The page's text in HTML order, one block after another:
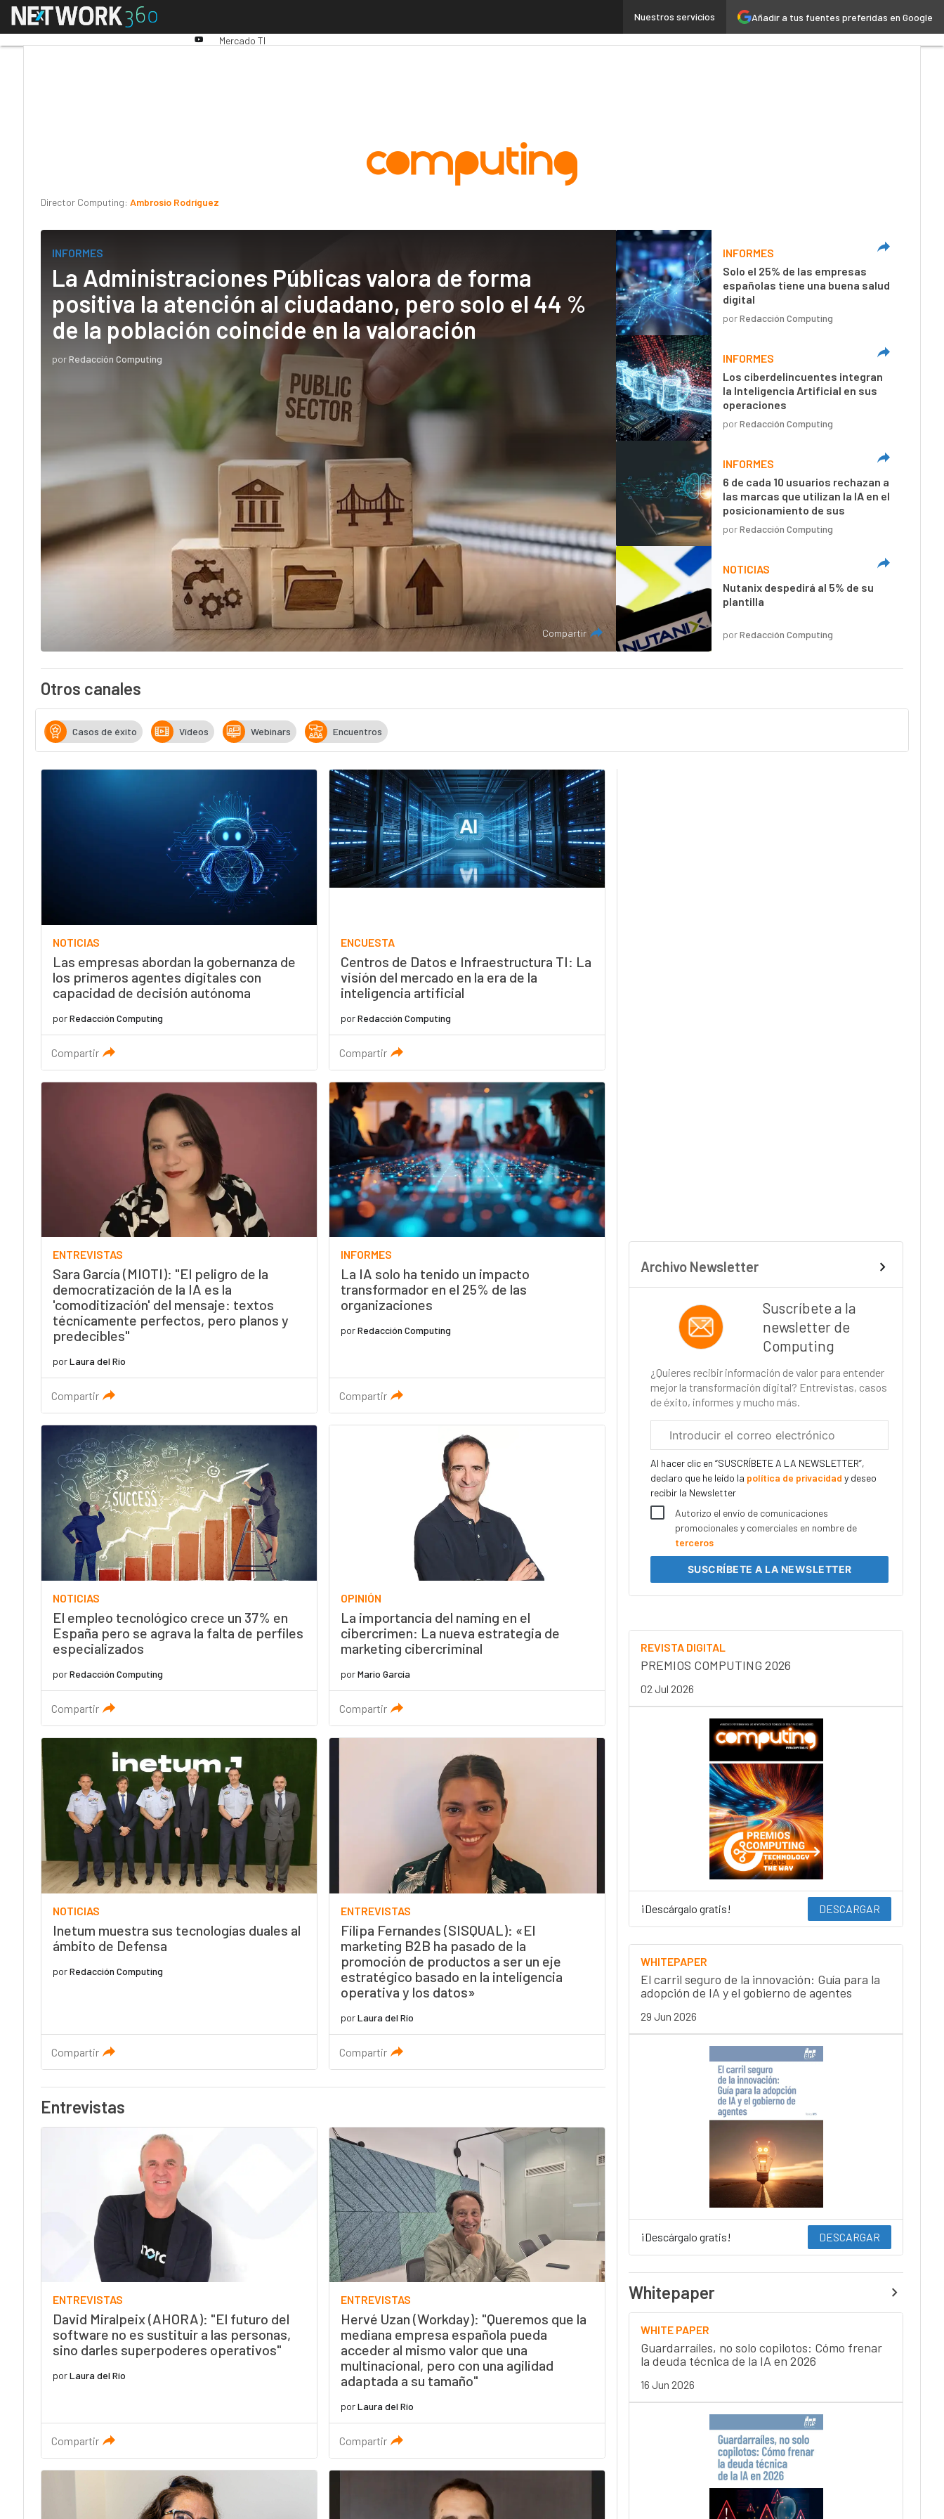
Añadir a tus fuentes preferidas en Google
Nuestros servicios
Menú
Youtube-
Industria 4.0SeguridadMovilidad
Mercado TI
Director Computing: Ambrosio Rodríguez
INFORMES
La Administraciones Públicas valora de forma
positiva la atención al ciudadano, pero solo el 44 %
de la población coincide en la valoración
porRedacción Computing
Compartir
INFORMES
Solo el 25% de las empresas
españolas tiene una buena salud
digital
porRedacción Computing
INFORMES
Los ciberdelincuentes integran
la Inteligencia Artificial en sus
operaciones
porRedacción Computing
INFORMES
6 de cada 10 usuarios rechazan a
las marcas que utilizan la IA en el
posicionamiento de sus
mensajes
porRedacción Computing
NOTICIAS
Nutanix despedirá al 5% de su
plantilla
porRedacción Computing
Otros canales
Casos de éxito Vídeos Webinars Encuentros
NOTICIAS
Las empresas abordan la gobernanza de
los primeros agentes digitales con
capacidad de decisión autónoma
porRedacción Computing
Compartir
ENCUESTA
Centros de Datos e Infraestructura TI: La
visión del mercado en la era de la
inteligencia artificial
porRedacción Computing
Compartir
ENTREVISTAS
Sara García (MIOTI): "El peligro de la
democratización de la IA es la
'comoditización' del mensaje: textos
técnicamente perfectos, pero planos y
predecibles"
porLaura del Río
Compartir
INFORMES
La IA solo ha tenido un impacto
transformador en el 25% de las
organizaciones
porRedacción Computing
Compartir
NOTICIAS
El empleo tecnológico crece un 37% en
España pero se agrava la falta de perfiles
especializados
porRedacción Computing
Compartir
OPINIÓN
La importancia del naming en el
cibercrimen: La nueva estrategia de
marketing cibercriminal
porMario García
Compartir
NOTICIAS
Inetum muestra sus tecnologías duales al
ámbito de Defensa
porRedacción Computing
Compartir
ENTREVISTAS
Filipa Fernandes (SISQUAL): «El
marketing B2B ha pasado de la
promoción de productos a ser un eje
estratégico basado en la inteligencia
operativa y los datos»
porLaura del Río
Compartir
Entrevistas
ENTREVISTAS
David Miralpeix (AHORA): "El futuro del
software no es sustituir a las personas,
sino darles superpoderes operativos"
porLaura del Río
Compartir
ENTREVISTAS
Hervé Uzan (Workday): "Queremos que la
mediana empresa española pueda
acceder al mismo valor que una
multinacional, pero con una agilidad
adaptada a su tamaño"
porLaura del Río
Compartir
Archivo Newsletter
Suscríbete a la
newsletter de
Computing
¿Quieres recibir información de valor para entender
mejor la transformación digital? Entrevistas, casos
de éxito, informes y mucho más.
electrónico
Al hacer clic en “SUSCRÍBETE A LA NEWSLETTER”,
declaro que he leído la política de privacidady deseo
recibir la Newsletter
Autorizo el envío de comunicaciones
promocionales y comerciales en nombre de
terceros
SUSCRÍBETEA LA NEWSLETTER
REVISTA DIGITAL
PREMIOS COMPUTING 2026
02 Jul 2026
¡Descárgalo gratis! DESCARGAR
WHITEPAPER
El carril seguro de la innovación: Guía para la
adopción de IA y el gobierno de agentes
29 Jun 2026
¡Descárgalo gratis! DESCARGAR
Whitepaper
WHITE PAPER
Guardarraíles, no solo copilotos: Cómo frenar
la deuda técnica de la IA en 2026
16 Jun 2026